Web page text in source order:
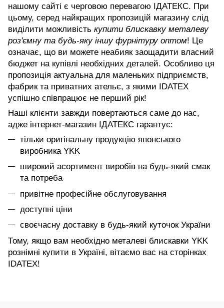
нашому сайті є черговою перевагою ІДАТЕКС. При
цьому, серед найкращих пропозицій магазину слід
виділити можливість купити блискавку металеву
роз'ємну та будь-яку іншу фурнітуру оптом! Це
означає, що ви можете неабияк заощадити власний
бюджет на купівлі необхідних деталей. Особливо ця
пропозиція актуальна для маленьких підприємств,
фабрик та приватних ательє, з якими IDATEX
успішно співпрацює не перший рік!
Наші клієнти завжди повертаються саме до нас,
адже інтернет-магазин ІДАТЕКС гарантує:
тільки оригінальну продукцію японського
виробника YKK
широкий асортимент виробів на будь-який смак
та потреба
привітне професійне обслуговування
доступні ціни
своєчасну доставку в будь-який куточок України
Тому, якщо вам необхідно металеві блискавки YKK
рознімні купити в Україні, вітаємо вас на сторінках
IDATEX!